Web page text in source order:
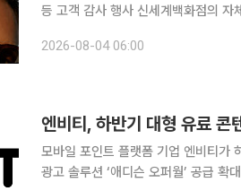
등 고객 감사 행사 신세계백화점의 자체 온라인 쇼핑 플랫폼 '비욘드신세계'에서 오프라인 VIP 고객
석한 결과 오프라인 VIP 고객이 전체
2026-08-04 06:00
엔비티, 하반기 대형 유료 콘
모바일 포인트 플랫폼 기업 엔비티가
광고 솔루션 ‘애디슨 오퍼월’ 공급 확